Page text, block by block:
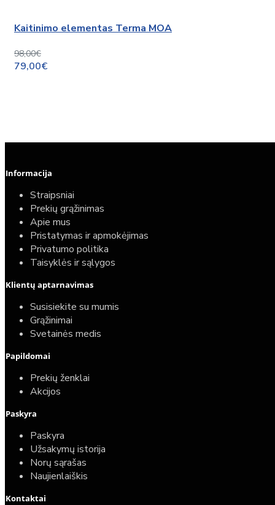
Kaitinimo elementas Terma MOA
98,00€
79,00€
Elektrinio gyvatuko paruošimo paslauga
40,00€
25,00€
Informacija
Straipsniai
Prekių grąžinimas
Apie mus
Pristatymas ir apmokėjimas
Privatumo politika
Taisyklės ir sąlygos
Klientų aptarnavimas
Susisiekite su mumis
Grąžinimai
Svetainės medis
Papildomai
Prekių ženklai
Akcijos
Paskyra
Paskyra
Užsakymų istorija
Norų sąrašas
Naujienlaiškis
Kontaktai